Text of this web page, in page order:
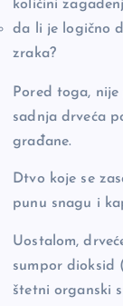
količini
da li je logično
zraka?
Pored toga,
sadnja drveća
građane.
Dtvo koje se
punu snagu i
Uostalom,
sumpor dioksid
štetni organski